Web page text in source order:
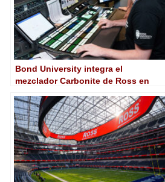
Bond University integra el
mezclador Carbonite de Ross en